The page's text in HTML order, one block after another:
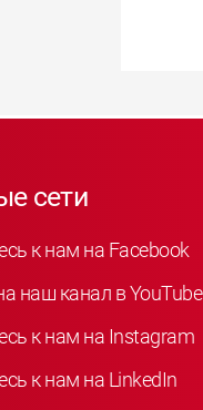
сети
к нам на Facebook
наш канал в YouTube
к нам на Instagram
к нам на LinkedIn